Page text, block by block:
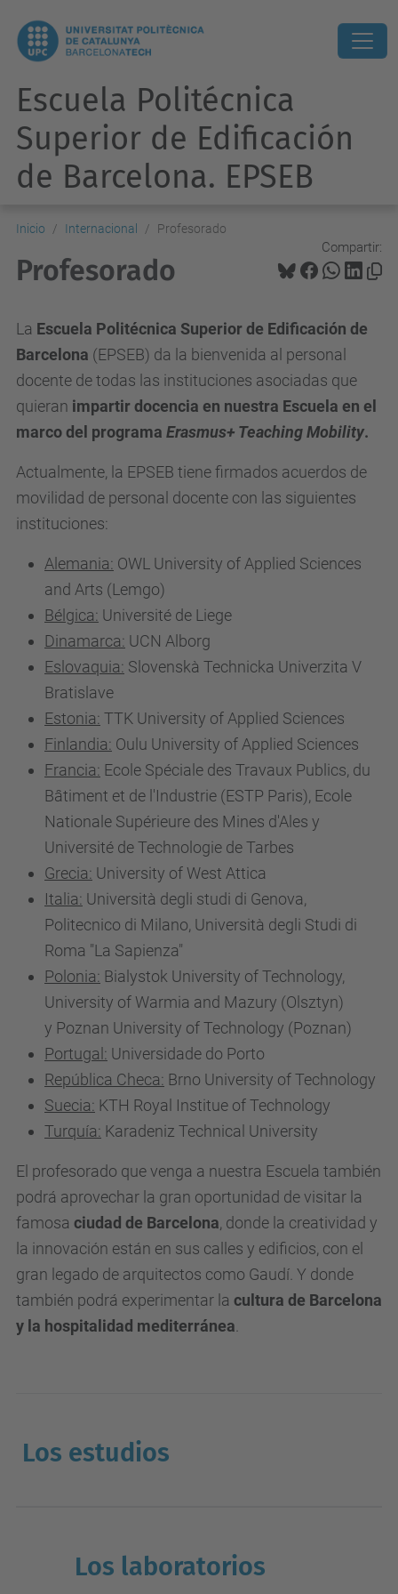
Escuela Politécnica
Superior de Edificación
de Barcelona. EPSEB
Inicio Internacional Profesorado
Compartir:
Profesorado
La Escuela Politécnica Superior de Edificación de
Barcelona (EPSEB) da la bienvenida al personal
docente de todas las instituciones asociadas que
quieran impartir docencia en nuestra Escuela en el
marco del programa Erasmus+ Teaching Mobility.
Actualmente, la EPSEB tiene firmados acuerdos de
movilidad de personal docente con las siguientes
instituciones:
Alemania: OWL University of Applied Sciences
and Arts (Lemgo)
Bélgica: Université de Liege
Dinamarca: UCN Alborg
Eslovaquia: Slovenskà Technicka Univerzita V
Bratislave
Estonia: TTK University of Applied Sciences
Finlandia: Oulu University of Applied Sciences
Francia: Ecole Spéciale des Travaux Publics, du
Bâtiment et de l'Industrie (ESTP Paris), Ecole
Nationale Supérieure des Mines d'Ales y
Université de Technologie de Tarbes
Grecia: University of West Attica
Italia: Università degli studi di Genova,
Politecnico di Milano, Università degli Studi di
Roma "La Sapienza"
Polonia: Bialystok University of Technology,
University of Warmia and Mazury (Olsztyn)
y Poznan University of Technology (Poznan)
Portugal: Universidade do Porto
República Checa: Brno University of Technology
Suecia: KTH Royal Institue of Technology
Turquía: Karadeniz Technical University
El profesorado que venga a nuestra Escuela también
podrá aprovechar la gran oportunidad de visitar la
famosa ciudad de Barcelona, donde la creatividad y
la innovación están en sus calles y edificios, con el
gran legado de arquitectos como Gaudí. Y donde
también podrá experimentar la cultura de Barcelona
y la hospitalidad mediterránea
Los estudios
Los laboratorios